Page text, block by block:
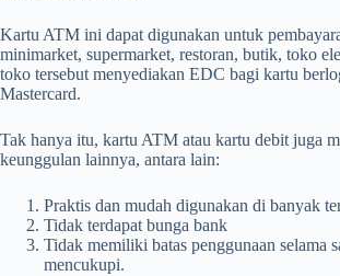
Kartu ATM ini dapat digunakan untuk
minimarket, supermarket, restoran, butik, toko
toko tersebut menyediakan EDC bagi kartu
Mastercard.
Tak hanya itu, kartu ATM atau kartu debit juga
keunggulan lainnya, antara lain:
Praktis dan mudah digunakan di banyak
Tidak terdapat bunga bank
Tidak memiliki batas penggunaan selama
mencukupi.